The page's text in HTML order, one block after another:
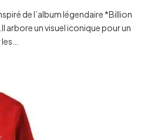
de l’album légendaire *Billion
arbore un visuel iconique pour un